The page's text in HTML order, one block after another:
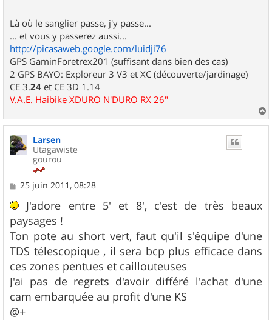
Là où le sanglier passe, j'y passe...
... et vous y passerez aussi...
http://picasaweb.google.com/luidji76
GPS GaminForetrex201 (suffisant dans bien des cas)
2 GPS BAYO: Exploreur 3 V3 et XC (découverte/jardinage)
CE 3.24 et CE 3D 1.14
V.A.E. Haibike XDURO N'DURO RX 26"
a
Larsen
Utagawiste
gourou
M
s
a
g
e
25 juin 2011, 08:28
J'adore entre 5' et 8', c'est de très beaux
paysages !
Ton pote au short vert, faut qu'il s'équipe d'une
TDS télescopique , il sera bcp plus efficace dans
ces zones pentues et caillouteuses
J'ai pas de regrets d'avoir différé l'achat d'une
cam embarquée au profit d'une KS
@+